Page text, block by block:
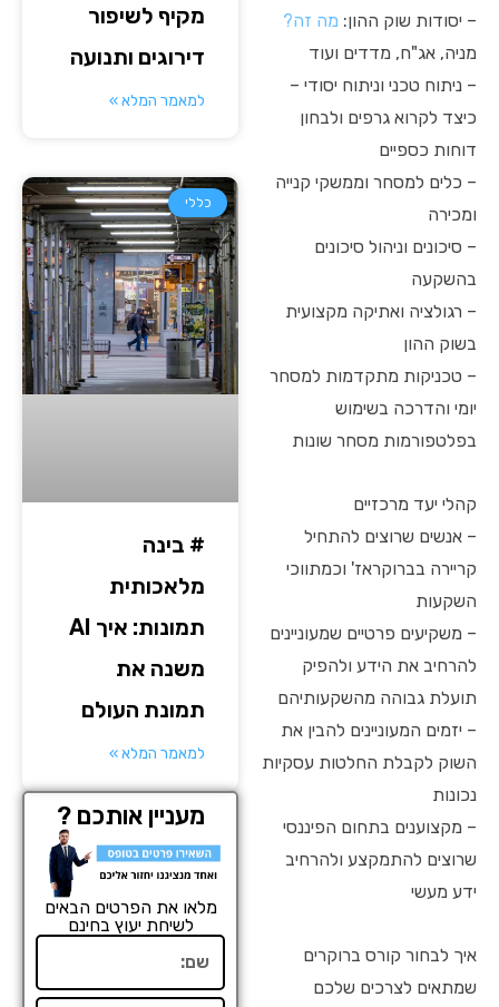
– יסודות שוק ההון: מה זה?
מניה, אג"ח, מדדים ועוד
– ניתוח טכני וניתוח יסודי –
כיצד לקרוא גרפים ולבחון
דוחות כספיים
– כלים למסחר וממשקי קנייה
ומכירה
– סיכונים וניהול סיכונים
בהשקעה
– רגולציה ואתיקה מקצועית
בשוק ההון
– טכניקות מתקדמות למסחר
יומי והדרכה בשימוש
בפלטפורמות מסחר שונות
קהלי יעד מרכזיים
– אנשים שרוצים להתחיל
קריירה בברוקראז' וכמתווכי
השקעות
– משקיעים פרטיים שמעוניינים
להרחיב את הידע ולהפיק
תועלת גבוהה מהשקעותיהם
– יזמים המעוניינים להבין את
השוק לקבלת החלטות עסקיות
נכונות
– מקצוענים בתחום הפיננסי
שרוצים להתמקצע ולהרחיב
ידע מעשי
איך לבחור קורס ברוקרים
שמתאים לצרכים שלכם
מקיף לשיפור
דירוגים ותנועה
למאמר המלא »
כללי
# בינה
מלאכותית
תמונות: איך AI
משנה את
תמונת העולם
למאמר המלא »
מעניין אותכם ?
מלאו את הפרטים הבאים
לשיחת יעוץ בחינם